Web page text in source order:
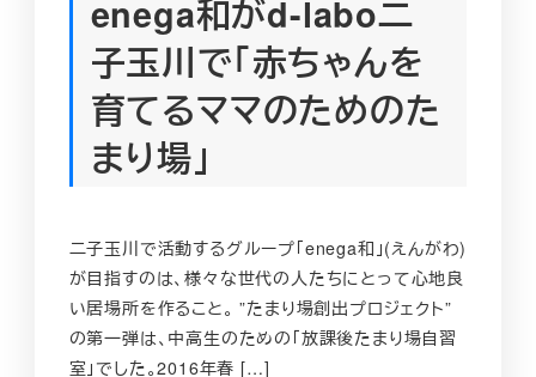
enega和がd-labo二
子玉川で「赤ちゃんを
育てるママのためのた
まり場」
二子玉川で活動するグループ「enega和」(えんがわ)
が目指すのは、様々な世代の人たちにとって心地良
い居場所を作ること。 ”たまり場創出プロジェクト”
の第一弾は、中高生のための「放課後たまり場自習
室」でした。2016年春 […]